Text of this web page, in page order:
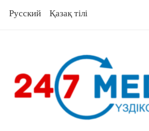
Русский Қазақ тілі